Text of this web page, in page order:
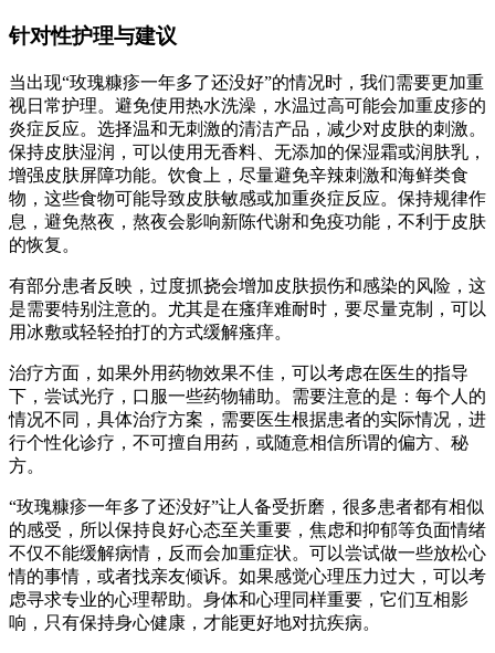
针对性护理与建议
当出现“玫瑰糠疹一年多了还没好”的情况时，我们需要更加重
视日常护理。避免使用热水洗澡，水温过高可能会加重皮疹的
炎症反应。选择温和无刺激的清洁产品，减少对皮肤的刺激。
保持皮肤湿润，可以使用无香料、无添加的保湿霜或润肤乳，
增强皮肤屏障功能。饮食上，尽量避免辛辣刺激和海鲜类食
物，这些食物可能导致皮肤敏感或加重炎症反应。保持规律作
息，避免熬夜，熬夜会影响新陈代谢和免疫功能，不利于皮肤
的恢复。
有部分患者反映，过度抓挠会增加皮肤损伤和感染的风险，这
是需要特别注意的。尤其是在瘙痒难耐时，要尽量克制，可以
用冰敷或轻轻拍打的方式缓解瘙痒。
治疗方面，如果外用药物效果不佳，可以考虑在医生的指导
下，尝试光疗，口服一些药物辅助。需要注意的是：每个人的
情况不同，具体治疗方案，需要医生根据患者的实际情况，进
行个性化诊疗，不可擅自用药，或随意相信所谓的偏方、秘
方。
“玫瑰糠疹一年多了还没好”让人备受折磨，很多患者都有相似
的感受，所以保持良好心态至关重要，焦虑和抑郁等负面情绪
不仅不能缓解病情，反而会加重症状。可以尝试做一些放松心
情的事情，或者找亲友倾诉。如果感觉心理压力过大，可以考
虑寻求专业的心理帮助。身体和心理同样重要，它们互相影
响，只有保持身心健康，才能更好地对抗疾病。